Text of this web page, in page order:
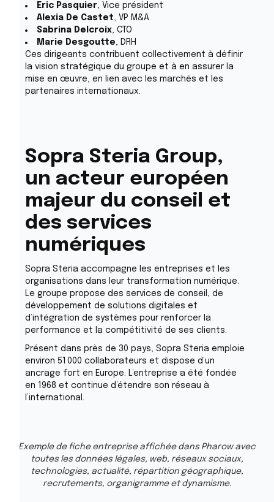
Eric Pasquier, Vice président
Alexia De Castet, VP M&A
Sabrina Delcroix, CTO
Marie Desgoutte, DRH
Ces dirigeants contribuent collectivement à définir
la vision stratégique du groupe et à en assurer la
mise en œuvre, en lien avec les marchés et les
partenaires internationaux.
Sopra Steria Group,
un acteur européen
majeur du conseil et
des services
numériques
Sopra Steria accompagne les entreprises et les
organisations dans leur transformation numérique.
Le groupe propose des services de conseil, de
développement de solutions digitales et
d’intégration de systèmes pour renforcer la
performance et la compétitivité de ses clients.
Présent dans près de 30 pays, Sopra Steria emploie
environ 51 000 collaborateurs et dispose d’un
ancrage fort en Europe. L’entreprise a été fondée
en 1968 et continue d’étendre son réseau à
l’international.
Exemple de fiche entreprise affichée dans Pharow avec
toutes les données légales, web, réseaux sociaux,
technologies, actualité, répartition géographique,
recrutements, organigramme et dynamisme.